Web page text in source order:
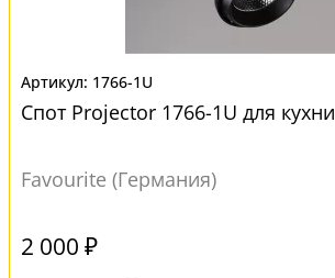
1766-1U
Спот Projector 1766-1U для кухни
Favourite (Германия)
2 000 ₽